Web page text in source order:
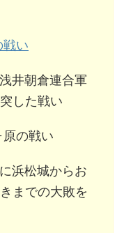
戦い
井朝倉連合軍
した戦い
の戦い
浜松城からお
までの大敗を